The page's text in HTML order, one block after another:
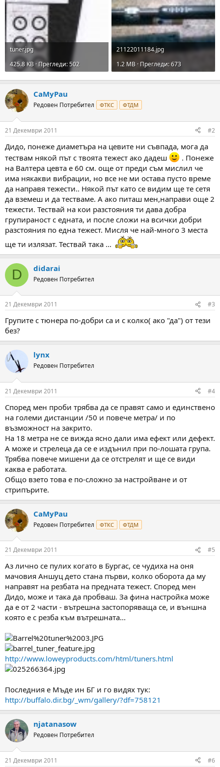
tuner.jpg
425.8 KB · Прегледи: 502
21122011184.jpg
1.2 MB · Прегледи: 673
CaMyPau
Редовен Потребител ФТКС ФТДМ
21 Декември 2011 #2
Дидо, понеже диаметъра на цевите ни съвпада, мога да
тествам някой път с твоята тежест ако дадеш
. Понеже
на Валтера цевта е 60 см. още от преди съм мислил че
има някакви вибрации, но все не ми остава пусто време
да направя тежести.. Някой път като се видим ще те сетя
да вземеш и да тестваме. А ако питаш мен,направи още 2
тежести. Тествай на кои разстояния ти дава добра
групираност с едната, и после сложи на всички добри
разстояния по една тежест. Мисля че най-много 3 места
ще ти излязат. Тествай така ...
D didarai
Редовен Потребител
21 Декември 2011 #3
Групите с тюнера по-добри са и с колко( ако "да") от тези
без?
lynx
Редовен Потребител
21 Декември 2011 #4
Според мен проби трябва да се правят само и единствено
на големи дистанции /50 и повече метра/ и по
възможност на закрито.
На 18 метра не се вижда ясно дали има ефект или дефект.
А може и стрелеца да се е издънил при по-лошата група.
Трябва повече мишени да се отстрелят и ще се види
каква е работата.
Общо взето това е по-сложно за настройване и от
стрипърите.
CaMyPau
Редовен Потребител ФТКС ФТДМ
21 Декември 2011 #5
Аз лично се пулих когато в Бургас, се чудиха на оня
мачовия Аншуц дето стана първи, колко оборота да му
направят на резбата на предната тежест. Според мен
Дидо, може и така да пробваш. За фина настройка може
да е от 2 части - вътрешна застопоряваща се, и външна
която е с резба към вътрешната...
http://www.loweyproducts.com/html/tuners.html
Последния е Мъде ин БГ и го видях тук:
http://buffalo.dir.bg/_wm/gallery/?df=758121
njatanasow
Редовен Потребител
21 Декември 2011 #6